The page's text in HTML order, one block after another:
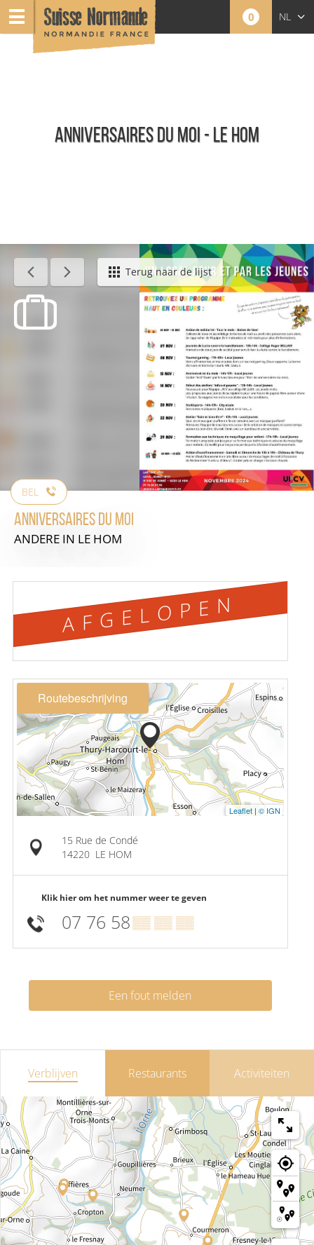
0 NL
ANNIVERSAIRES DU MOI - LE HOM
Agenda - NederlandsTerug naar de lijst
BEL
Anniversaires du moi
ANDERE IN LE HOM
AFGELOPEN
Routebeschrijving
Leaflet | © IGN
15 Rue de Condé
14220 LE HOM
Klik hier om het nummer weer te geven
07 76 58▒▒ ▒▒ ▒▒
Een fout melden
Verblijven Restaurants Activiteiten